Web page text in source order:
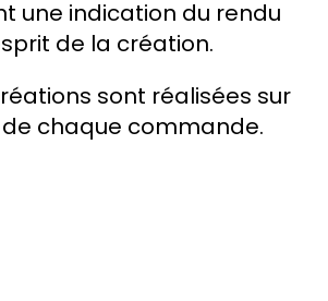
une indication du rendu
de la création.
sont réalisées sur
chaque commande.